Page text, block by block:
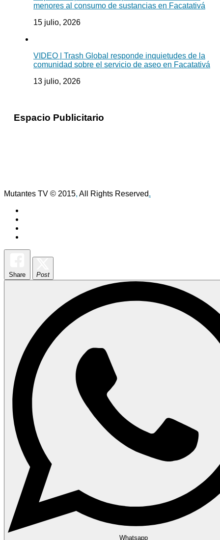
menores al consumo de sustancias en Facatativá
15 julio, 2026
VIDEO | Trash Global responde inquietudes de la
comunidad sobre el servicio de aseo en Facatativá
13 julio, 2026
Espacio Publicitario
Mutantes TV © 2015, All Rights Reserved.
Share Post
Whatsapp